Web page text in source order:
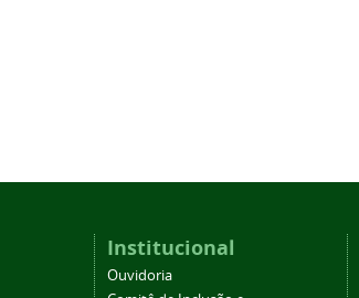
Institucional
Ouvidoria